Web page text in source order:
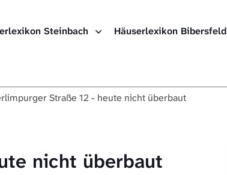
Steinbach
Häuserlexikon Bibersfeld
Straße 12 - heute nicht überbaut
nicht überbaut